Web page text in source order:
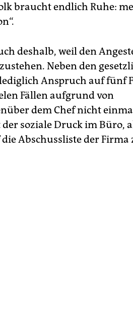
braucht endlich Ruhe:
deshalb, weil den
Neben den
Anspruch auf fünf
Fällen aufgrund von
dem Chef nicht
soziale Druck im Büro,
Abschussliste der Firma